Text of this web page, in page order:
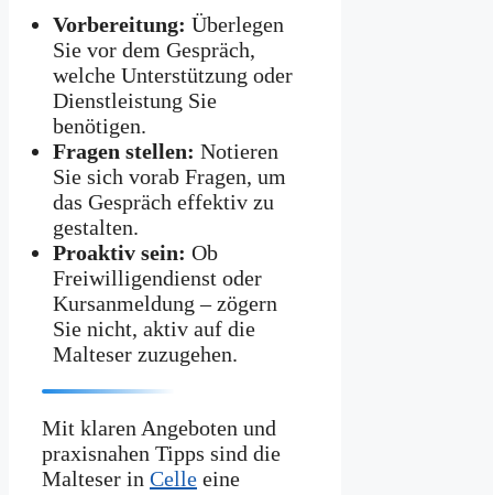
Vorbereitung: Überlegen
Sie vor dem Gespräch,
welche Unterstützung oder
Dienstleistung Sie
benötigen.
Fragen stellen: Notieren
Sie sich vorab Fragen, um
das Gespräch effektiv zu
gestalten.
Proaktiv sein: Ob
Freiwilligendienst oder
Kursanmeldung – zögern
Sie nicht, aktiv auf die
Malteser zuzugehen.
Mit klaren Angeboten und
praxisnahen Tipps sind die
Malteser in Celle eine